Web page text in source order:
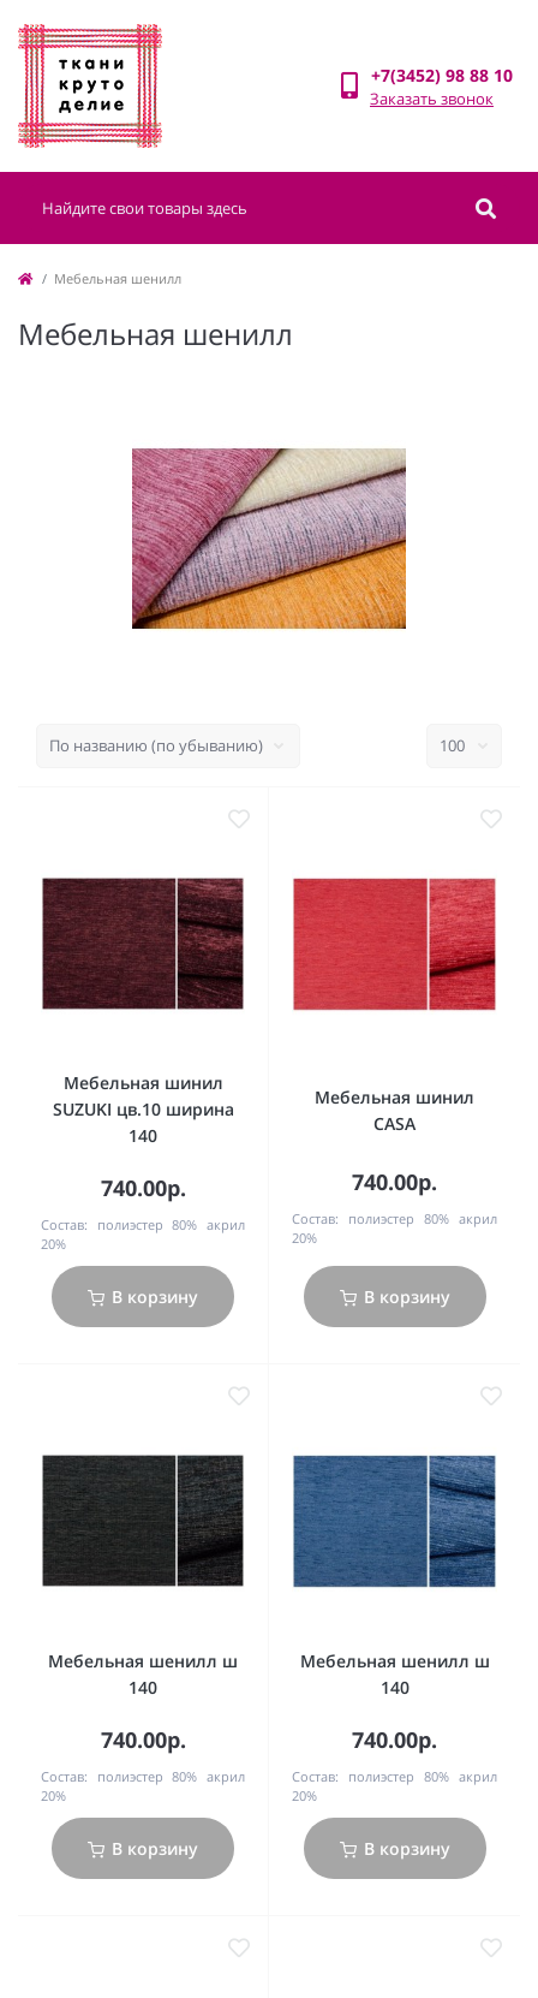
+7(3452) 98 88 10
Заказать звонок
Мебельная шенилл
Мебельная шенилл
Мебельная шинил
SUZUKI цв.10 ширина
140
740.00р.
Состав:
полиэстер 80% акрил
20%
В корзину
Мебельная шинил
CASA
740.00р.
Состав:
полиэстер 80% акрил
20%
В корзину
Мебельная шенилл ш
140
740.00р.
Состав:
полиэстер 80% акрил
20%
В корзину
Мебельная шенилл ш
140
740.00р.
Состав:
полиэстер 80% акрил
20%
В корзину